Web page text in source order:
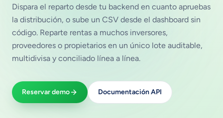
Dispara el reparto desde tu backend en cuanto apruebas
la distribución, o sube un CSV desde el dashboard sin
código. Reparte rentas a muchos inversores,
proveedores o propietarios en un único lote auditable,
multidivisa y conciliado línea a línea.
Reservar demo Documentación API